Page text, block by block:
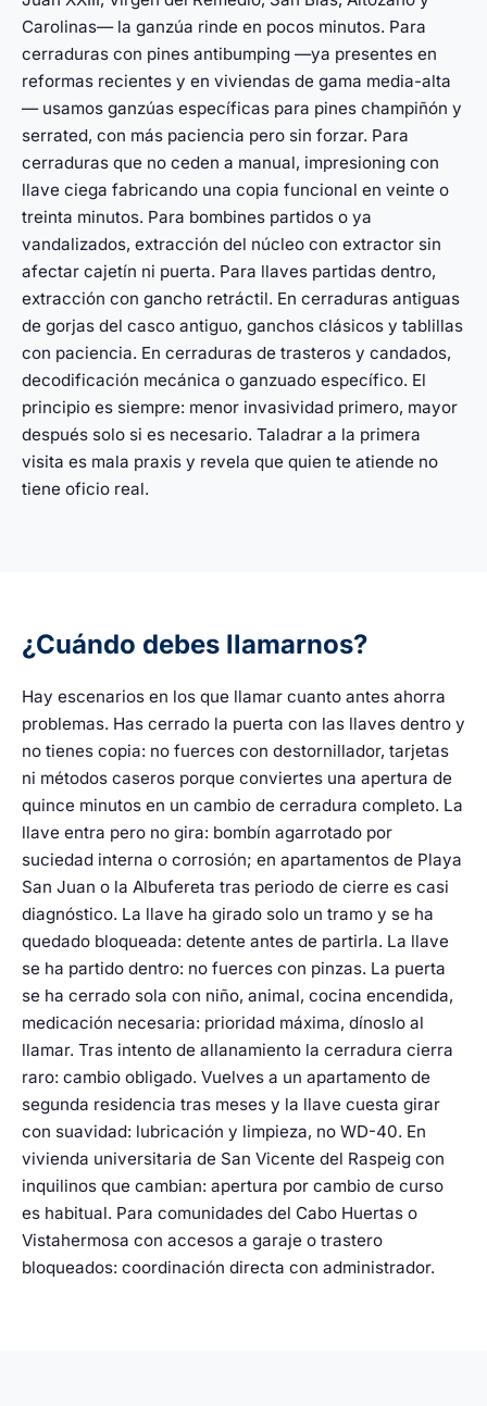
Carolinas— la ganzúa rinde en pocos minutos. Para
cerraduras con pines antibumping —ya presentes en
reformas recientes y en viviendas de gama media-alta
— usamos ganzúas específicas para pines champiñón y
serrated, con más paciencia pero sin forzar. Para
cerraduras que no ceden a manual, impresioning con
llave ciega fabricando una copia funcional en veinte o
treinta minutos. Para bombines partidos o ya
vandalizados, extracción del núcleo con extractor sin
afectar cajetín ni puerta. Para llaves partidas dentro,
extracción con gancho retráctil. En cerraduras antiguas
de gorjas del casco antiguo, ganchos clásicos y tablillas
con paciencia. En cerraduras de trasteros y candados,
decodificación mecánica o ganzuado específico. El
principio es siempre: menor invasividad primero, mayor
después solo si es necesario. Taladrar a la primera
visita es mala praxis y revela que quien te atiende no
tiene oficio real.
¿Cuándo debes llamarnos?
Hay escenarios en los que llamar cuanto antes ahorra
problemas. Has cerrado la puerta con las llaves dentro y
no tienes copia: no fuerces con destornillador, tarjetas
ni métodos caseros porque conviertes una apertura de
quince minutos en un cambio de cerradura completo. La
llave entra pero no gira: bombín agarrotado por
suciedad interna o corrosión; en apartamentos de Playa
San Juan o la Albufereta tras periodo de cierre es casi
diagnóstico. La llave ha girado solo un tramo y se ha
quedado bloqueada: detente antes de partirla. La llave
se ha partido dentro: no fuerces con pinzas. La puerta
se ha cerrado sola con niño, animal, cocina encendida,
medicación necesaria: prioridad máxima, dínoslo al
llamar. Tras intento de allanamiento la cerradura cierra
raro: cambio obligado. Vuelves a un apartamento de
segunda residencia tras meses y la llave cuesta girar
con suavidad: lubricación y limpieza, no WD-40. En
vivienda universitaria de San Vicente del Raspeig con
inquilinos que cambian: apertura por cambio de curso
es habitual. Para comunidades del Cabo Huertas o
Vistahermosa con accesos a garaje o trastero
bloqueados: coordinación directa con administrador.